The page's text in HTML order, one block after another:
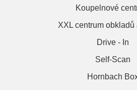
Koupelnové
XXL centrum obkladů
Drive - In
Self-Scan
Hornbach